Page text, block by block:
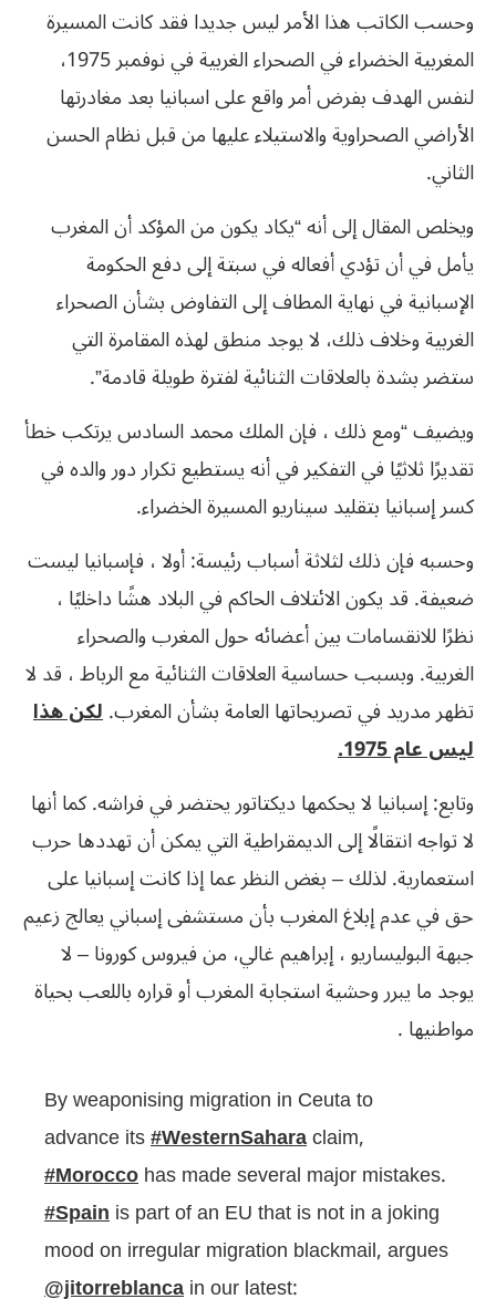
وحسب الكاتب هذا الأمر ليس جديدا فقد كانت المسيرة
المغربية الخضراء في الصحراء الغربية في نوفمبر 1975،
لنفس الهدف بفرض أمر واقع على اسبانيا بعد مغادرتها
الأراضي الصحراوية والاستيلاء عليها من قبل نظام الحسن
الثاني.
ويخلص المقال إلى أنه “يكاد يكون من المؤكد أن المغرب
يأمل في أن تؤدي أفعاله في سبتة إلى دفع الحكومة
الإسبانية في نهاية المطاف إلى التفاوض بشأن الصحراء
الغربية وخلاف ذلك، لا يوجد منطق لهذه المقامرة التي
ستضر بشدة بالعلاقات الثنائية لفترة طويلة قادمة”.
ويضيف “ومع ذلك ، فإن الملك محمد السادس يرتكب خطأ
تقديرًا ثلاثيًا في التفكير في أنه يستطيع تكرار دور والده في
كسر إسبانيا بتقليد سيناريو المسيرة الخضراء.
وحسبه فإن ذلك لثلاثة أسباب رئيسة: أولا ، فإسبانيا ليست
ضعيفة. قد يكون الائتلاف الحاكم في البلاد هشًا داخليًا ،
نظرًا للانقسامات بين أعضائه حول المغرب والصحراء
الغربية. وبسبب حساسية العلاقات الثنائية مع الرباط ، قد لا
تظهر مدريد في تصريحاتها العامة بشأن المغرب.لكن هذا
ليس عام 1975.
وتابع: إسبانيا لا يحكمها ديكتاتور يحتضر في فراشه. كما أنها
لا تواجه انتقالًا إلى الديمقراطية التي يمكن أن تهددها حرب
استعمارية. لذلك – بغض النظر عما إذا كانت إسبانيا على
حق في عدم إبلاغ المغرب بأن مستشفى إسباني يعالج زعيم
جبهة البوليساريو ، إبراهيم غالي، من فيروس كورونا – لا
يوجد ما يبرر وحشية استجابة المغرب أو قراره باللعب بحياة
مواطنيها .
By weaponising migration in Ceuta to
advance its#WesternSaharaclaim,
#Moroccohas made several major mistakes.
#Spainis part of an EU that is not in a joking
mood on irregular migration blackmail, argues
@jitorreblancain our latest: